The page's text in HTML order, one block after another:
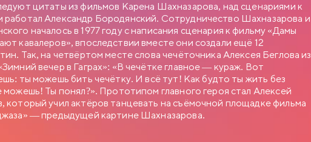
цитаты из фильмов Карена Шахназарова, над сценариями к
работал Александр Бородянский. Сотрудничество Шахназарова и
началось в 1977 году с написания сценария к фильму «Дамы
кавалеров», впоследствии вместе они создали ещё 12
Так, на четвёртом месте слова чечёточника Алексея Беглова из
вечер в Гаграх»: «В чечётке главное — кураж. Вот
ты можешь бить чечётку. И всё тут! Как будто ты жить без
можешь! Ты понял?». Прототипом главного героя стал Алексей
который учил актёров танцевать на съёмочной площадке фильма
— предыдущей картине Шахназарова.
советует ему приударить за Людмилой Прокопьевной
в юбке и директором заведения…